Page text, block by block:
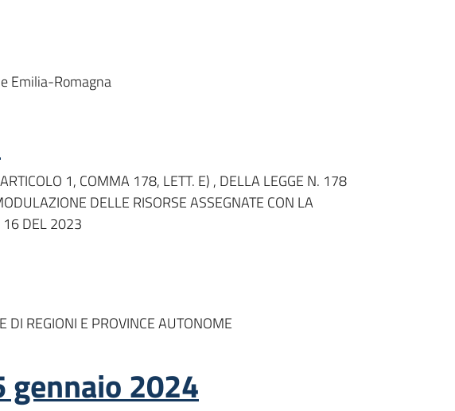
Emilia-Romagna
1, COMMA 178, LETT. E) , DELLA LEGGE N. 178
DELLE RISORSE ASSEGNATE CON LA
16 DEL 2023
REGIONI E PROVINCE AUTONOME
gennaio 2024